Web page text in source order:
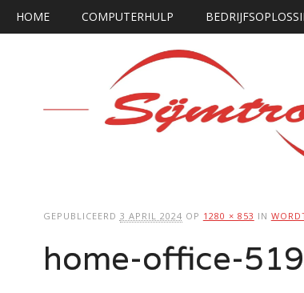
Hoofdmenu
HOME COMPUTERHULP
GEPUBLICEERD 3 APRIL 2024 OP 1280 × 853 IN
home-office-